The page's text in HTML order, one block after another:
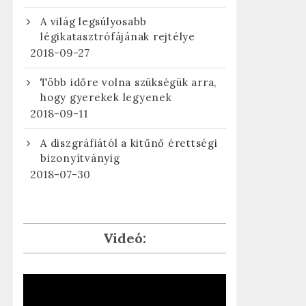
A világ legsúlyosabb
légikatasztrófájának rejtélye
2018-09-27
Több időre volna szükségük arra,
hogy gyerekek legyenek
2018-09-11
A diszgráfiától a kitűnő érettségi
bizonyítványig
2018-07-30
Videó: